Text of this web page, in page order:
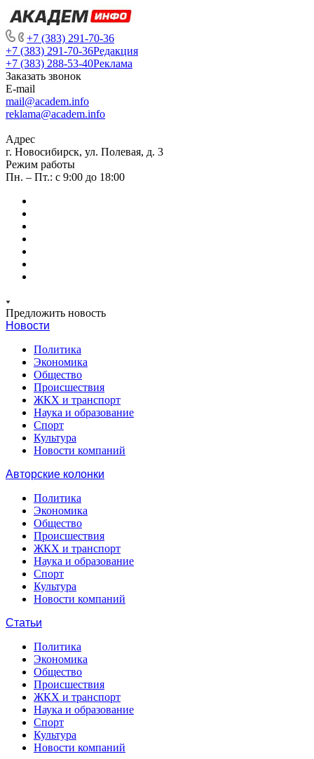
+7 (383) 291-70-36
+7 (383) 291-70-36Редакция
+7 (383) 288-53-40Реклама
Заказать звонок
E-mail
mail@academ.info
reklama@academ.info
Адрес
г. Новосибирск, ул. Полевая, д. 3
Режим работы
Пн. – Пт.: с 9:00 до 18:00
Предложить новость
Новости
Политика
Экономика
Общество
Происшествия
ЖКХ и транспорт
Наука и образование
Спорт
Культура
Новости компаний
Авторские колонки
Политика
Экономика
Общество
Происшествия
ЖКХ и транспорт
Наука и образование
Спорт
Культура
Новости компаний
Статьи
Политика
Экономика
Общество
Происшествия
ЖКХ и транспорт
Наука и образование
Спорт
Культура
Новости компаний